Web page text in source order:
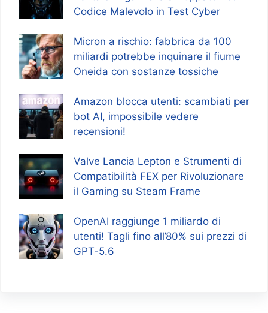
Codice Malevolo in Test Cyber
Micron a rischio: fabbrica da 100
miliardi potrebbe inquinare il fiume
Oneida con sostanze tossiche
Amazon blocca utenti: scambiati per
bot AI, impossibile vedere
recensioni!
Valve Lancia Lepton e Strumenti di
Compatibilità FEX per Rivoluzionare
il Gaming su Steam Frame
OpenAI raggiunge 1 miliardo di
utenti! Tagli fino all’80% sui prezzi di
GPT-5.6